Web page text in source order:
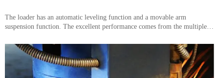
The loader has an automatic leveling function and a movable arm
suspension function. The excellent performance comes from the multiple
mechanical design.